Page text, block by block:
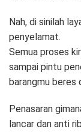
Nah, di sinilah
penyelamat.
Semua proses
sampai pintu
barangmu beres
Penasaran
lancar dan anti